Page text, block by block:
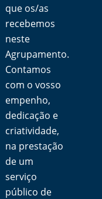
que os/as
recebemos
neste
Agrupamento.
Contamos
com o vosso
empenho,
dedicação e
criatividade,
na prestação
de um
serviço
público de